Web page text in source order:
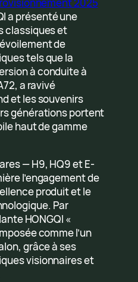
a présenté une
classiques et
de
tels que la
à conduite à
a ravivé
et les souvenirs
générations portent
haut de gamme
— H9, HQ9 et E-
l’engagement de
produit et le
Par
HONGQI «
comme l’un
grâce à ses
visionnaires et